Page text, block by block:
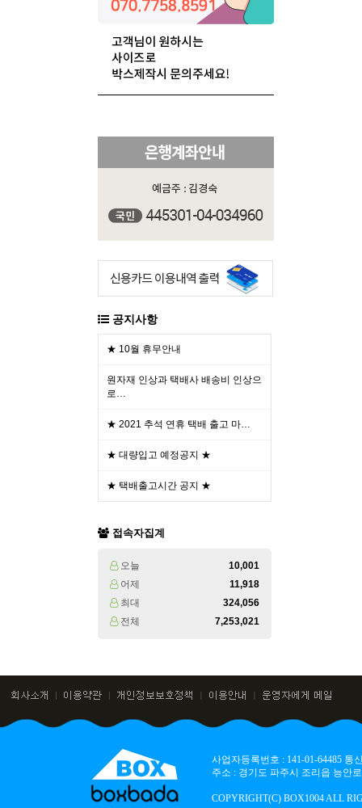
공지사항
★ 10월 휴무안내
원자재 인상과 택배사 배송비 인상으
로…
★ 2021 추석 연휴 택배 출고 마…
★ 대량입고 예정공지 ★
★ 택배출고시간 공지 ★
접속자집계
오늘
10,001
어제
11,918
최대
324,056
전체
7,253,021
사업자등록번호 : 141-01-64485
주소 : 경기도 파주시 조리읍 능안
COPYRIGHT(C) BOX1004 ALL